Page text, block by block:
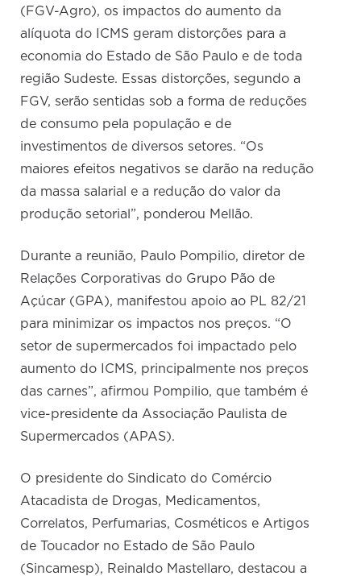
(FGV-Agro), os impactos do aumento da
alíquota do ICMS geram distorções para a
economia do Estado de São Paulo e de toda
região Sudeste. Essas distorções, segundo a
FGV, serão sentidas sob a forma de reduções
de consumo pela população e de
investimentos de diversos setores. “Os
maiores efeitos negativos se darão na redução
da massa salarial e a redução do valor da
produção setorial”, ponderou Mellão.
Durante a reunião, Paulo Pompilio, diretor de
Relações Corporativas do Grupo Pão de
Açúcar (GPA), manifestou apoio ao PL 82/21
para minimizar os impactos nos preços. “O
setor de supermercados foi impactado pelo
aumento do ICMS, principalmente nos preços
das carnes”, afirmou Pompilio, que também é
vice-presidente da Associação Paulista de
Supermercados (APAS).
O presidente do Sindicato do Comércio
Atacadista de Drogas, Medicamentos,
Correlatos, Perfumarias, Cosméticos e Artigos
de Toucador no Estado de São Paulo
(Sincamesp), Reinaldo Mastellaro, destacou a